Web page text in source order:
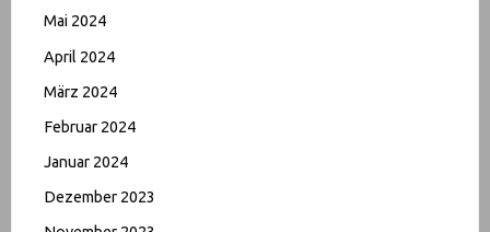
Mai 2024
April 2024
März 2024
Februar 2024
Januar 2024
Dezember 2023